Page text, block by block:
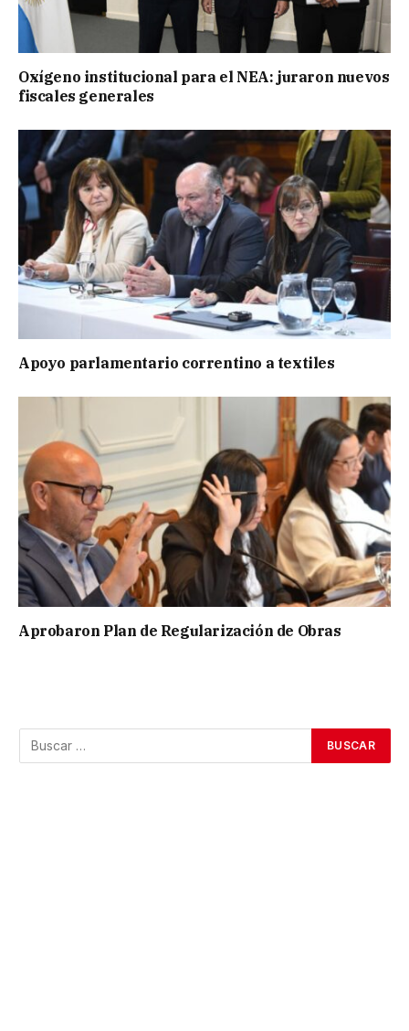
Oxígeno institucional para el NEA: juraron nuevos
fiscales generales
Apoyo parlamentario correntino a textiles
Aprobaron Plan de Regularización de Obras